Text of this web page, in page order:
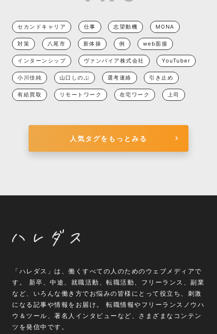
セカンドキャリア 仕事 志望動機 MONA
対策 八尾市 新体操 例 web面接
インターンシップ ヴァンパイア株式会社 YouTuber
小川佳純 山口しのぶ 選考連絡 引き止め
有給買取 リモートワーク 在宅ワーク 上司
人気タグをもっとみる
「ハレダス」は、働くすべての人のためのウェブメディアで
す。 新卒、中途、就職活動、転職活動、フリーランス、副業
など、いろんな働き方でお悩みの皆様にとって役立ち、刺激
になる記事や情報をお届け。 転職情報やフリーランスノウハ
ウ＆ツール、著名人インタビューなど、さまざまなコンテン
ツを発信中です。